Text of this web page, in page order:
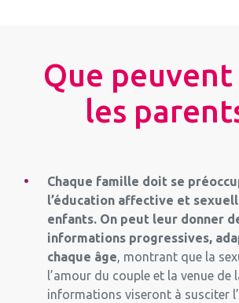
Que
les
Chaque famille doit se
l’éducation affective et
enfants. On peut leur donner
informations progressives,
chaque âge, montrant que la
l’amour du couple et la venue de
informations viseront à susciter